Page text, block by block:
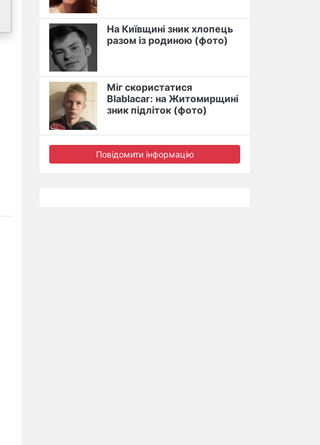
На Київщині зник хлопець
разом із родиною (фото)
Міг скористатися
Blablacar: на Житомирщині
зник підліток (фото)
Повідомити інформацію